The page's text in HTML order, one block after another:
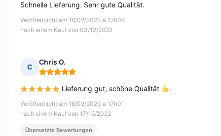
Veröffentlicht am 16/02/2023 à 17h08
nach einem Kauf von 03/12/2022
Schnelle Lieferung. Sehr gute Qualität.
C
Chris O.
Hinweis: 5 von 5
Veröffentlicht am 16/02/2023 à 17h01
nach einem Kauf von 17/12/2022
Lieferung gut, schöne Qualität .
Übersetzte Bewertungen